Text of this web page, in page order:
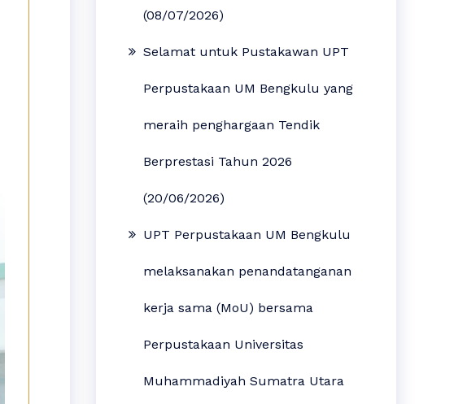
(08/07/2026)
Selamat untuk Pustakawan UPT
Perpustakaan UM Bengkulu yang
meraih penghargaan Tendik
Berprestasi Tahun 2026
(20/06/2026)
UPT Perpustakaan UM Bengkulu
melaksanakan penandatanganan
kerja sama (MoU) bersama
Perpustakaan Universitas
Muhammadiyah Sumatra Utara